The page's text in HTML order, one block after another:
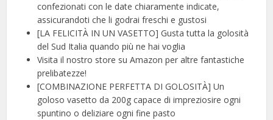
confezionati con le date chiaramente indicate,
assicurandoti che li godrai freschi e gustosi
[LA FELICITÀ IN UN VASETTO] Gusta tutta la golosità
del Sud Italia quando più ne hai voglia
Visita il nostro store su Amazon per altre fantastiche
prelibatezze!
[COMBINAZIONE PERFETTA DI GOLOSITÀ] Un
goloso vasetto da 200g capace di impreziosire ogni
spuntino o deliziare ogni fine pasto